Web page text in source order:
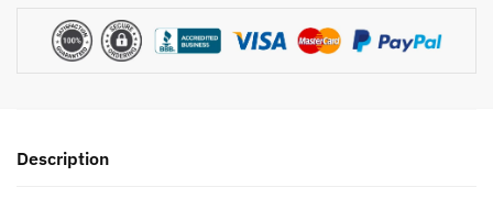
Description